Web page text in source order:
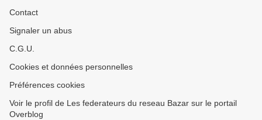
Contact
Signaler un abus
C.G.U.
Cookies et données personnelles
Préférences cookies
Voir le profil de Les federateurs du reseau Bazar sur le portail
Overblog